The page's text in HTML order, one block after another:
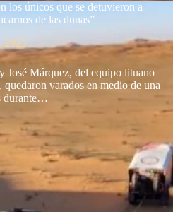
los únicos que se detuvieron a
de las dunas”
2023
José Márquez, del equipo lituano
quedaron varados en medio de una
durante…